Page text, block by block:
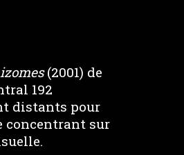
(2001) de
192
distants pour
concentrant sur